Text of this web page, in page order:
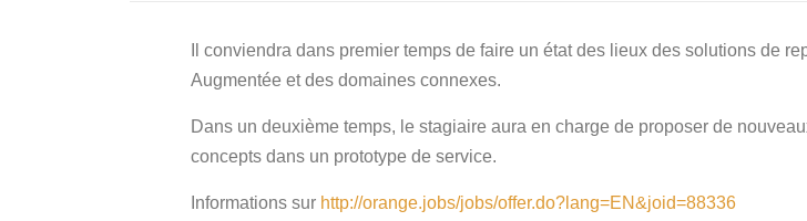
Il conviendra dans premier temps de faire un état des lieux des solutions de
Augmentée et des domaines connexes.
Dans un deuxième temps, le stagiaire aura en charge de proposer de
concepts dans un prototype de service.
Informations sur http://orange.jobs/jobs/offer.do?lang=EN&joid=88336